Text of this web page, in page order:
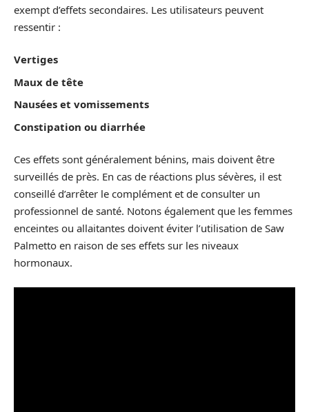
exempt d’effets secondaires. Les utilisateurs peuvent
ressentir :
Vertiges
Maux de tête
Nausées et vomissements
Constipation ou diarrhée
Ces effets sont généralement bénins, mais doivent être
surveillés de près. En cas de réactions plus sévères, il est
conseillé d’arrêter le complément et de consulter un
professionnel de santé. Notons également que les femmes
enceintes ou allaitantes doivent éviter l’utilisation de Saw
Palmetto en raison de ses effets sur les niveaux
hormonaux.